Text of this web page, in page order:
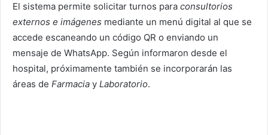
El sistema permite solicitar turnos para consultorios
externos e imágenes mediante un menú digital al que se
accede escaneando un código QR o enviando un
mensaje de WhatsApp. Según informaron desde el
hospital, próximamente también se incorporarán las
áreas de Farmacia y Laboratorio.